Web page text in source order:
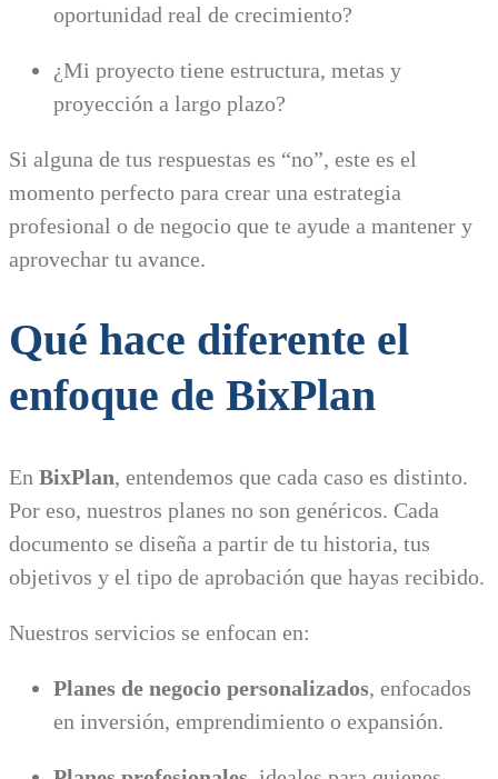
oportunidad real de crecimiento?
¿Mi proyecto tiene estructura, metas y
proyección a largo plazo?
Si alguna de tus respuestas es “no”, este es el
momento perfecto para crear una estrategia
profesional o de negocio que te ayude a mantener y
aprovechar tu avance.
Qué hace diferente el
enfoque de BixPlan
En BixPlan, entendemos que cada caso es distinto.
Por eso, nuestros planes no son genéricos. Cada
documento se diseña a partir de tu historia, tus
objetivos y el tipo de aprobación que hayas recibido.
Nuestros servicios se enfocan en:
Planes de negocio personalizados, enfocados
en inversión, emprendimiento o expansión.